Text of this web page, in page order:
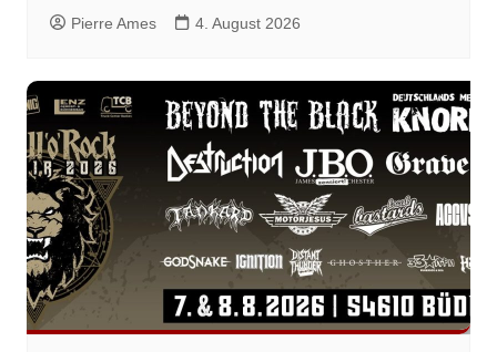
Pierre Ames 4. August 2026